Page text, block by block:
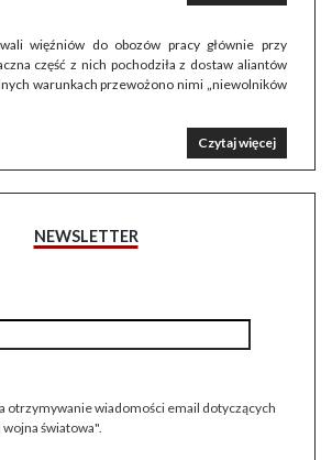
więźniów do obozów pracy głównie przy
część z nich pochodziła z dostaw aliantów
warunkach przewożono nimi „niewolników
Czytaj więcej
NEWSLETTER
otrzymywanie wiadomości email dotyczących
światowa".